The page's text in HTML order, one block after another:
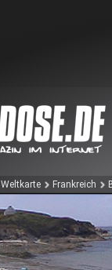
Weltkarte Frankreich